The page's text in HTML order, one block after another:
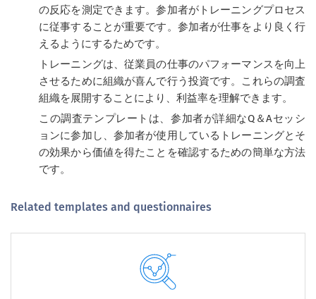
の反応を測定できます。参加者がトレーニングプロセス
に従事することが重要です。参加者が仕事をより良く行
えるようにするためです。
トレーニングは、従業員の仕事のパフォーマンスを向上
させるために組織が喜んで行う投資です。これらの調査
組織を展開することにより、利益率を理解できます。
この調査テンプレートは、参加者が詳細なQ＆Aセッシ
ョンに参加し、参加者が使用しているトレーニングとそ
の効果から価値を得たことを確認するための簡単な方法
です。
Related templates and questionnaires